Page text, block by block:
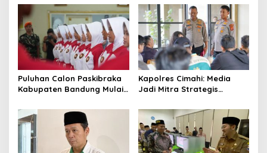
Alternatif di Padalarang
Pengurangan Belanja
Daerah
Puluhan Calon Paskibraka
Kabupaten Bandung Mulai
Kapolres Cimahi: Media
Jadi Mitra Strategis
Publik